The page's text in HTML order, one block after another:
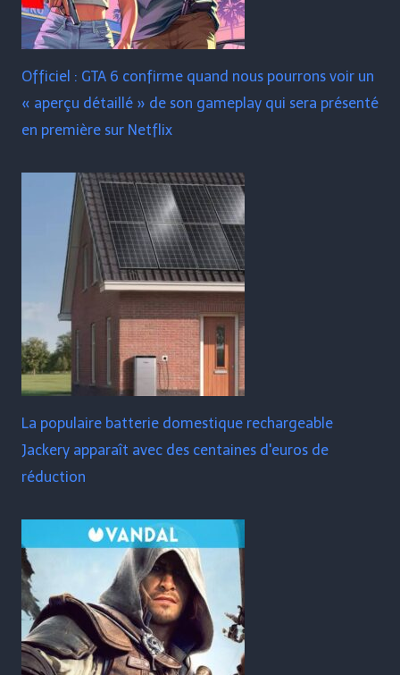
Officiel : GTA 6 confirme quand nous pourrons voir un
« aperçu détaillé » de son gameplay qui sera présenté
en première sur Netflix
La populaire batterie domestique rechargeable
Jackery apparaît avec des centaines d'euros de
réduction